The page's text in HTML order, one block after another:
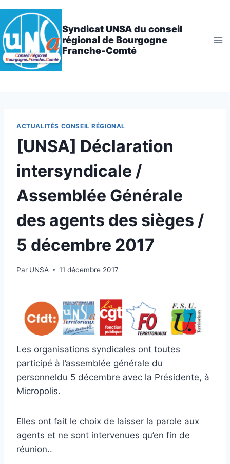
Aller
au
contenu
Syndicat UNSA du conseil
régional de Bourgogne
Franche-Comté
ACTUALITÉS CONSEIL RÉGIONAL
[UNSA] Déclaration
intersyndicale /
Assemblée Générale
des agents des sièges /
5 décembre 2017
Par UNSA 11 décembre 2017
Les organisations syndicales ont toutes
participé à l’assemblée générale du
personneldu 5 décembre avec la Présidente, à
Micropolis.
Elles ont fait le choix de laisser la parole aux
agents et ne sont intervenues qu’en fin de
réunion..